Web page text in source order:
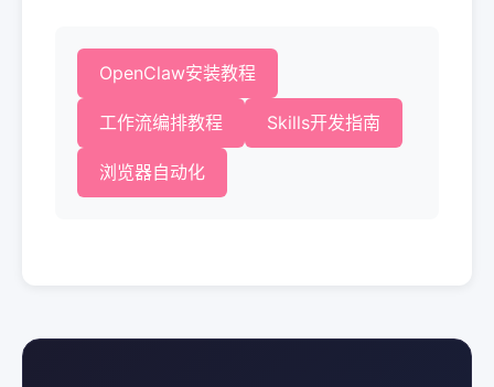
OpenClaw安装教程
工作流编排教程 Skills开发指南
浏览器自动化